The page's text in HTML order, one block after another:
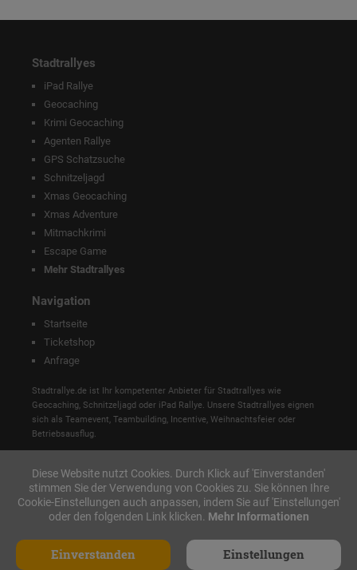
Stadtrallyes
iPad Rallye
Geocaching
Krimi Geocaching
Agenten Rallye
GPS Schatzsuche
Schnitzeljagd
Xmas Geocaching
Xmas Adventure
Mitmachkrimi
Escape Game
Mehr Stadtrallyes
Navigation
Startseite
Ticketshop
Anfrage
Stadtrallye.de ist Ihr kompetenter Anbieter für Stadtrallyes wie
Geocaching, Schnitzeljagd oder iPad Rallye. Unsere Stadtrallyes eignen
sich als Teamevent, Teambuilding, Incentive, Weihnachtsfeier oder
Betriebsausflug.
Diese Website nutzt Cookies. Durch Klick auf 'Einverstanden'
stimmen Sie der Verwendung von Cookies zu. Sie können Ihre
Cookie-Einstellungen auch anpassen, indem Sie auf 'Einstellungen'
oder den folgenden Link klicken. Mehr Informationen
Einverstanden Einstellungen